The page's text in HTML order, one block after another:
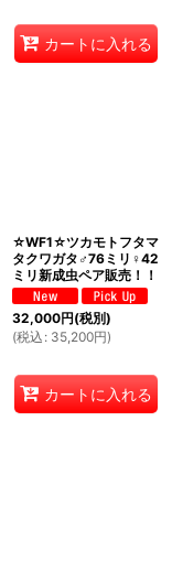
カートに入れる
☆WF1☆ツカモトフタマ
タクワガタ♂76ミリ♀42
ミリ新成虫ペア販売！！
32,000円(税別)
(税込 : 35,200円)
カートに入れる